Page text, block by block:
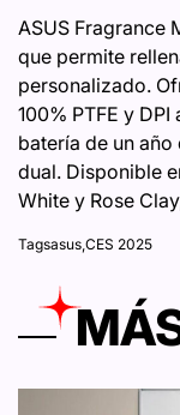
ASUS Fragrance
que permite
personalizado.
100% PTFE y
batería de un
dual. Disponible
White y Rose
Tagsasus,CES 2025